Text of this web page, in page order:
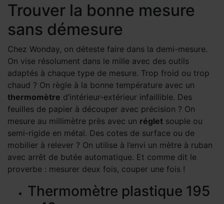
Trouver la bonne mesure
sans démesure
Chez Wonday, on déteste faire dans la demi-mesure.
On vise résolument dans le mille avec des outils
adaptés à chaque type de mesure. Trop froid ou trop
chaud ? On règle à la bonne température avec un
thermomètre d’intérieur-extérieur infaillible. Des
feuilles de papier à découper avec précision ? On
mesure au millimètre près avec un réglet souple ou
semi-rigide en métal. Des cotes de surface ou de
mobilier à relever ? On utilise à l’envi un mètre à ruban
avec arrêt de butée automatique. Et comme dit le
proverbe : mesurer deux fois, couper une fois !
Thermomètre plastique 195